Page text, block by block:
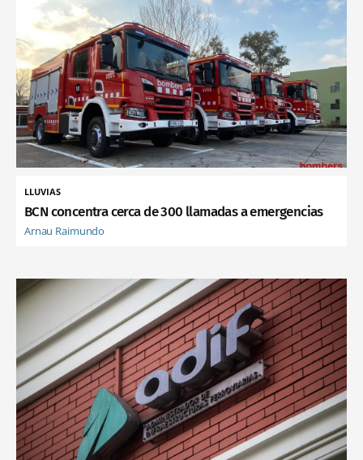
LLUVIAS
BCN concentra cerca de 300 llamadas a emergencias
Arnau Raimundo